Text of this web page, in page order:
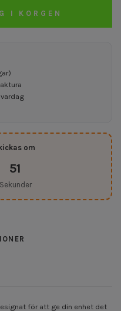
I KORGEN
om
51
för att ge din enhet det